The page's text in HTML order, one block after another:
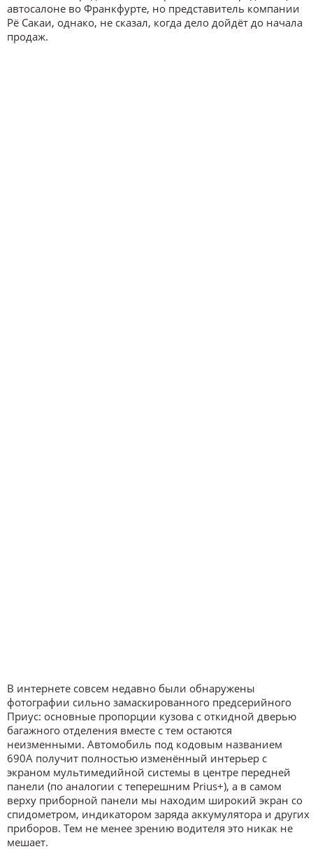
автосалоне во Франкфурте, но представитель компании
Рё Сакаи, однако, не сказал, когда дело дойдёт до начала
продаж.
В интернете совсем недавно были обнаружены
фотографии сильно замаскированного предсерийного
Приус: основные пропорции кузова с откидной дверью
багажного отделения вместе с тем остаются
неизменными. Автомобиль под кодовым названием
690A получит полностью изменённый интерьер с
экраном мультимедийной системы в центре передней
панели (по аналогии с теперешним Prius+), а в самом
верху приборной панели мы находим широкий экран со
спидометром, индикатором заряда аккумулятора и других
приборов. Тем не менее зрению водителя это никак не
мешает.